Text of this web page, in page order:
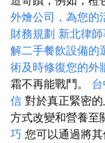
外燴公司，為您的
財務規劃 新北律
解二手餐飲設備的
術及時修復您的外
霜不再能戰鬥。
信 對於真正緊密
方式改變和營養至
巧 您可以通過將